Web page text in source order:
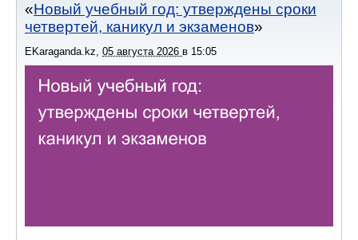
Новый учебный год: утверждены сроки
четвертей, каникул и экзаменов
EKaraganda.kz, 05 августа 2026 в 15:05